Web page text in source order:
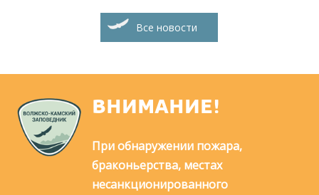
Все новости
ВНИМАНИЕ!
При обнаружении пожара,
браконьерства, местах
несанкционированного